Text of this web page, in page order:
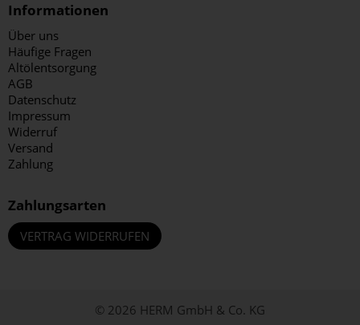
Informationen
Über uns
Häufige Fragen
Altölentsorgung
AGB
Datenschutz
Impressum
Widerruf
Versand
Zahlung
Zahlungsarten
VERTRAG WIDERRUFEN
© 2026 HERM GmbH & Co. KG